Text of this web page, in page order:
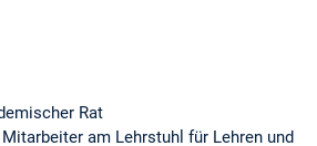
Rat
am Lehrstuhl für Lehren und